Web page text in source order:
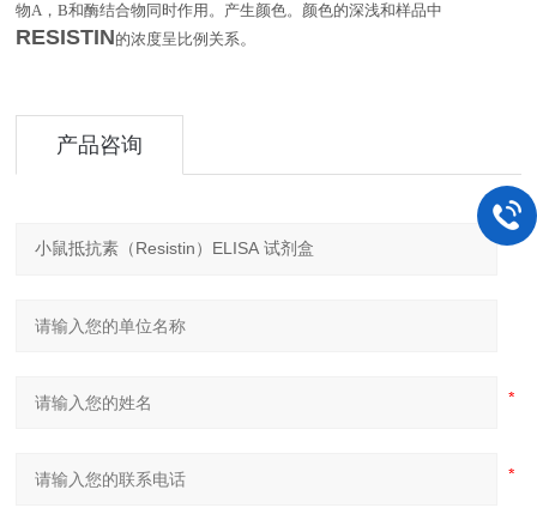
物A ，B和酶结合物同时作用。产生颜色。颜色的深浅和样品中
RESISTIN的浓度呈比例关系。
产品咨询